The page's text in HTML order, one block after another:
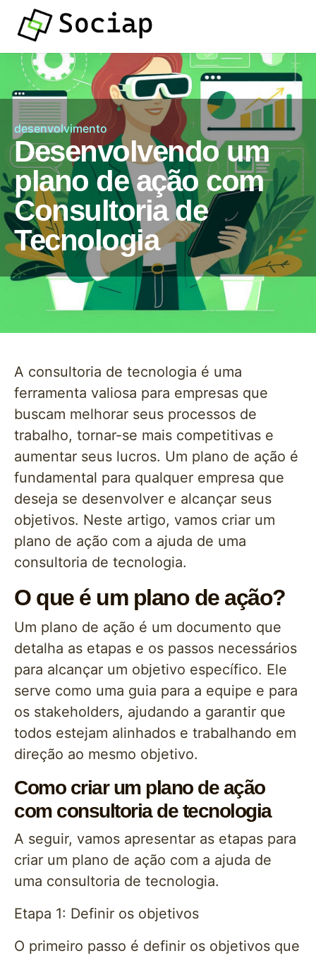
desenvolvimento
Desenvolvendo um
plano de ação com
Consultoria de
Tecnologia
A consultoria de tecnologia é uma
ferramenta valiosa para empresas que
buscam melhorar seus processos de
trabalho, tornar-se mais competitivas e
aumentar seus lucros. Um plano de ação é
fundamental para qualquer empresa que
deseja se desenvolver e alcançar seus
objetivos. Neste artigo, vamos criar um
plano de ação com a ajuda de uma
consultoria de tecnologia.
O que é um plano de ação?
Um plano de ação é um documento que
detalha as etapas e os passos necessários
para alcançar um objetivo específico. Ele
serve como uma guia para a equipe e para
os stakeholders, ajudando a garantir que
todos estejam alinhados e trabalhando em
direção ao mesmo objetivo.
Como criar um plano de ação
com consultoria de tecnologia
A seguir, vamos apresentar as etapas para
criar um plano de ação com a ajuda de
uma consultoria de tecnologia.
Etapa 1: Definir os objetivos
O primeiro passo é definir os objetivos que